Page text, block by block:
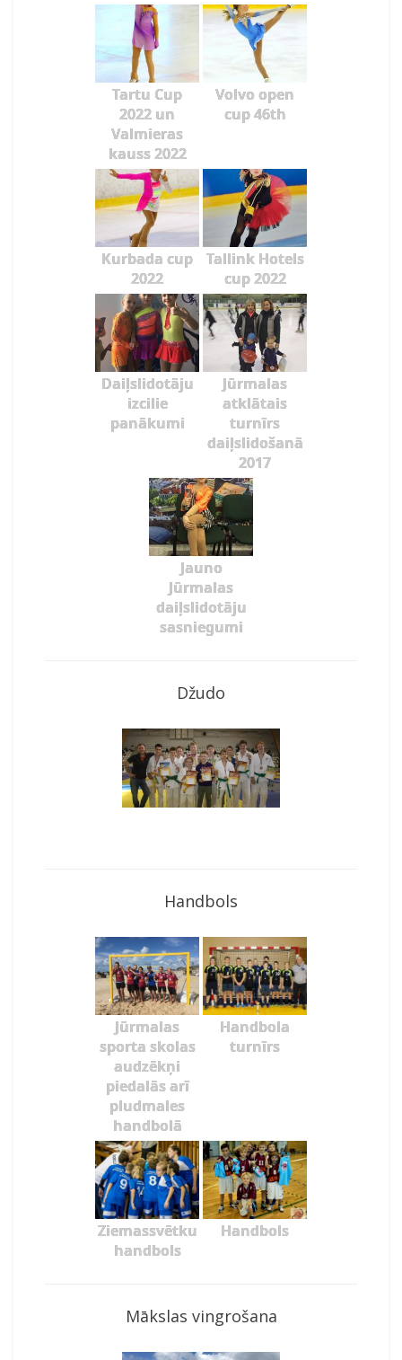
Tartu Cup
2022 un
Valmieras
kauss 2022
Volvo open
cup 46th
Kurbada cup
2022
Tallink Hotels
cup 2022
Daiļslidotāju
izcilie
panākumi
Jūrmalas
atklātais
turnīrs
daiļslidošanā
2017
Jauno
Jūrmalas
daiļslidotāju
sasniegumi
Džudo
Handbols
Jūrmalas
sporta skolas
audzēkņi
piedalās arī
pludmales
handbolā
Handbola
turnīrs
Ziemassvētku
handbols
Handbols
Mākslas vingrošana